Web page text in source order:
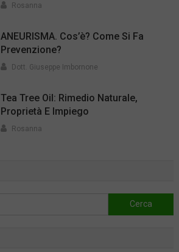
Rosanna
ANEURISMA. Cos’è? Come Si Fa
Prevenzione?
Dott. Giuseppe Imbornone
Tea Tree Oil: Rimedio Naturale,
Proprietà E Impiego
Rosanna
Ricerca
per: